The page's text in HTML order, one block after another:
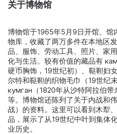
关于博物馆
博物馆于1965年5月9日开馆。馆
物库，收藏了两万多件在本地区
品、服饰、劳动工具、照片、家
化与生活。较有价值的藏品有
硬币胸饰，19世纪初）、鞑靼妇
尔特和鞑靼的织物毛巾（19世纪
кумган（1820年从沙特阿拉伯
等。博物馆还陈列了关于内战和
战）的资料。这里可以看到木犁
品，展示了从19世纪中叶到集体
业历史。